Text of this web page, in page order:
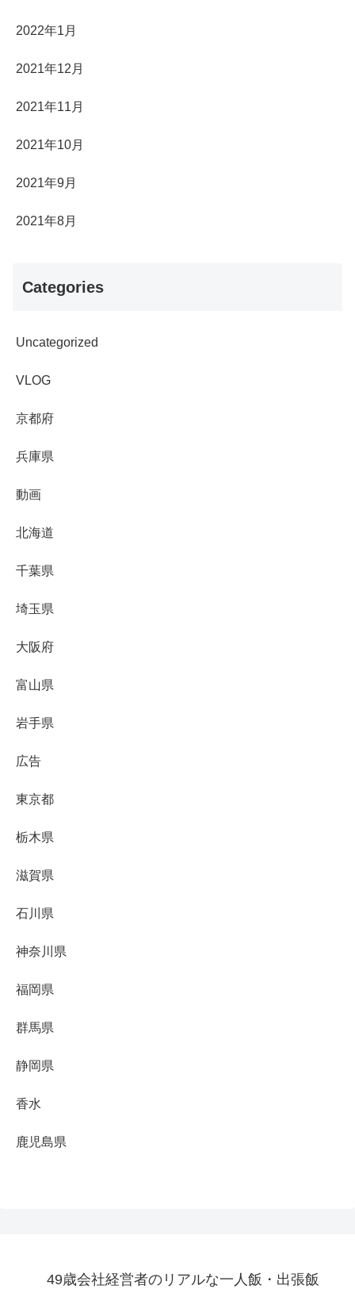
2022年1月
2021年12月
2021年11月
2021年10月
2021年9月
2021年8月
Categories
Uncategorized
VLOG
京都府
兵庫県
動画
北海道
千葉県
埼玉県
大阪府
富山県
岩手県
広告
東京都
栃木県
滋賀県
石川県
神奈川県
福岡県
群馬県
静岡県
香水
鹿児島県
49歳会社経営者のリアルな一人飯・出張飯